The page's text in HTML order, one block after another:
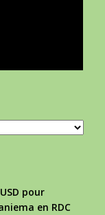
pour
en RDC